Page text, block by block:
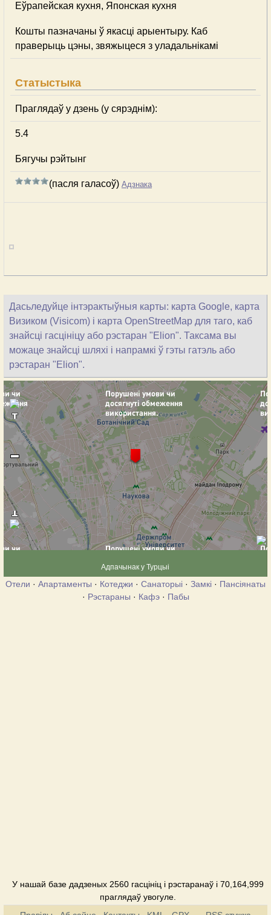
Еўрапейская кухня, Японская кухня
Кошты пазначаны ў якасці арыентыру. Каб
праверыць цэны, звяжыцеся з уладальнікамі
Статыстыка
Праглядаў у дзень (у сярэднім):
5.4
Бягучы рэйтынг
(пасля галасоў) Адзнака
Дасьледуйце інтэрактыўныя карты: карта Google, карта
Визиком (Visicom) і карта OpenStreetMap для таго, каб
знайсці гасцініцу або рэстаран "Elion". Таксама вы
можаце знайсці шляхі і напрамкі ў гэты гатэль або
рэстаран "Elion".
Адпачынак у Турцыі
Отели · Апартаменты · Котеджи · Санаторыі · Замкі · Пансіянаты
· Рэстараны · Кафэ· Пабы
У нашай базе дадзеных 2560 гасцініц і рэстаранаў і 70,164,999
праглядаў увогуле.